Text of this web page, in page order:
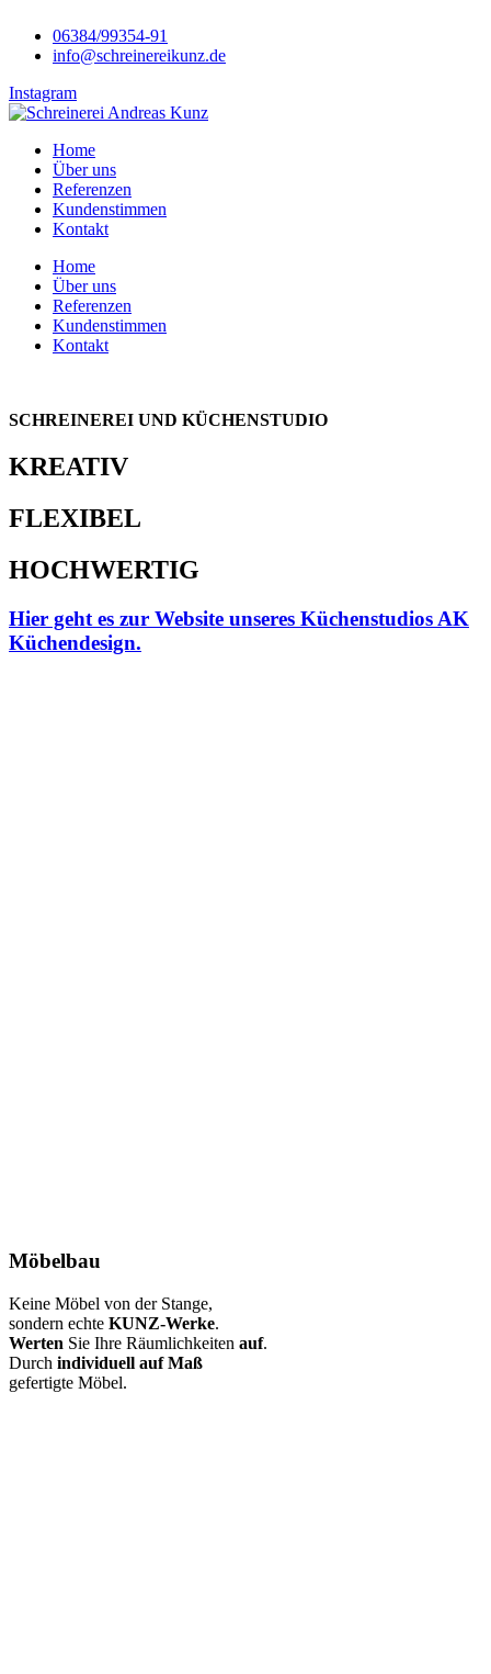
06384/99354-91
info@schreinereikunz.de
Instagram
Home
Über uns
Referenzen
Kundenstimmen
Kontakt
Home
Über uns
Referenzen
Kundenstimmen
Kontakt
SCHREINEREI UND KÜCHENSTUDIO
KREATIV
FLEXIBEL
HOCHWERTIG
Hier geht es zur Website unseres Küchenstudios AK
Küchendesign.
Möbelbau
Keine Möbel von der Stange,
sondern echte KUNZ-Werke.
Werten Sie Ihre Räumlichkeiten auf.
Durch individuell auf Maß
gefertigte Möbel.